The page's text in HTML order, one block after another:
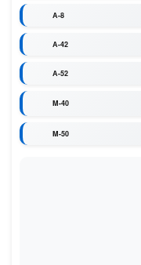
A-8
A-42
A-52
M-40
M-50